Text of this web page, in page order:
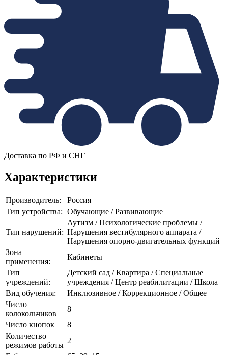
Доставка по РФ и СНГ
Характеристики
Производитель:
Россия
Тип устройства: Обучающие / Развивающие
Тип нарушений:
Аутизм / Психологические проблемы /
Нарушения вестибулярного аппарата /
Нарушения опорно-двигательных функций
Зона
применения:
Кабинеты
Тип
учреждений:
Детский сад / Квартира / Специальные
учреждения / Центр реабилитации / Школа
Вид обучения:
Инклюзивное / Коррекционное / Общее
Число
колокольчиков
8
Число кнопок
8
Количество
режимов работы
2